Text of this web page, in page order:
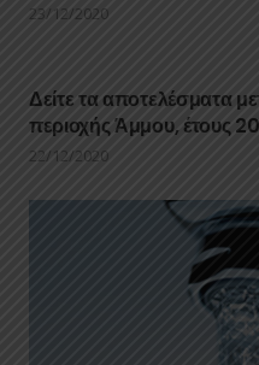
23/12/2020
Δείτε τα αποτελέσματα
περιοχής Άμμου, έτους
22/12/2020